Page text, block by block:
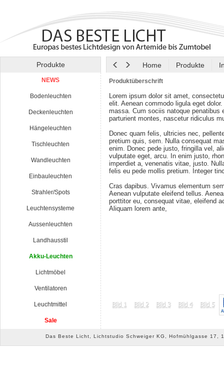
Produkte Home Produkte
NEWS
Bodenleuchten
Deckenleuchten
Hängeleuchten
Tischleuchten
Wandleuchten
Einbauleuchten
Strahler/Spots
Leuchtensysteme
Aussenleuchten
Landhausstil
Akku-Leuchten
Lichtmöbel
Ventilatoren
Leuchtmittel
Sale
Produktüberschrift
Lorem ipsum dolor sit amet,
elit. Aenean commodo ligula eget dolor.
massa. Cum sociis natoque penatibus
parturient montes, nascetur ridiculus
Donec quam felis, ultricies nec,
pretium quis, sem. Nulla consequat
enim. Donec pede justo, fringilla vel,
vulputate eget, arcu. In enim justo,
imperdiet a, venenatis vitae, justo.
felis eu pede mollis pretium. Integer
Cras dapibus. Vivamus elementum
Aenean vulputate eleifend tellus.
porttitor eu, consequat vitae, eleifend
Aliquam lorem ante,
Das Beste Licht, Lichtstudio Schweiger KG, Hofmühlgasse